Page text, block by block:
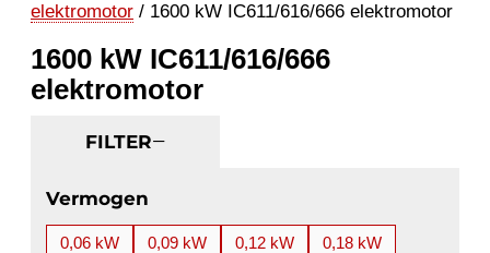
elektromotor / 1600 kW IC611/616/666 elektromotor
1600 kW IC611/616/666
elektromotor
FILTER
Vermogen
0,06 kW 0,09 kW 0,12 kW
0,18 kW